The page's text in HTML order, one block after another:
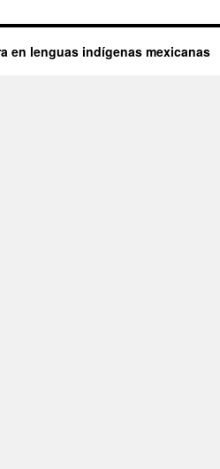
en lenguas indígenas mexicanas